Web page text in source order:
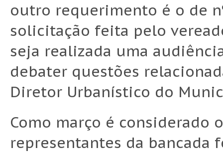
outro requerimento é o de
solicitação feita pelo
seja realizada uma
debater questões
Diretor Urbanístico do
Como março é considerado
representantes da bancada